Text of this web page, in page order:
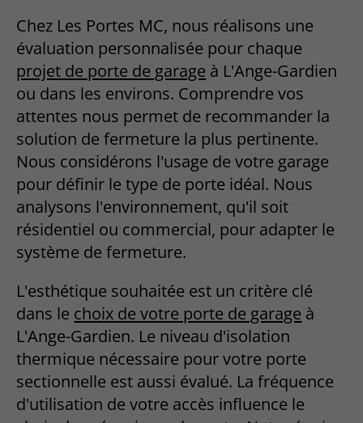
Chez Les Portes MC, nous réalisons une
évaluation personnalisée pour chaque
projet de porte de garage à L'Ange-Gardien
ou dans les environs. Comprendre vos
attentes nous permet de recommander la
solution de fermeture la plus pertinente.
Nous considérons l'usage de votre garage
pour définir le type de porte idéal. Nous
analysons l'environnement, qu'il soit
résidentiel ou commercial, pour adapter le
système de fermeture.
L'esthétique souhaitée est un critère clé
dans le choix de votre porte de garage à
L'Ange-Gardien. Le niveau d'isolation
thermique nécessaire pour votre porte
sectionnelle est aussi évalué. La fréquence
d'utilisation de votre accès influence le